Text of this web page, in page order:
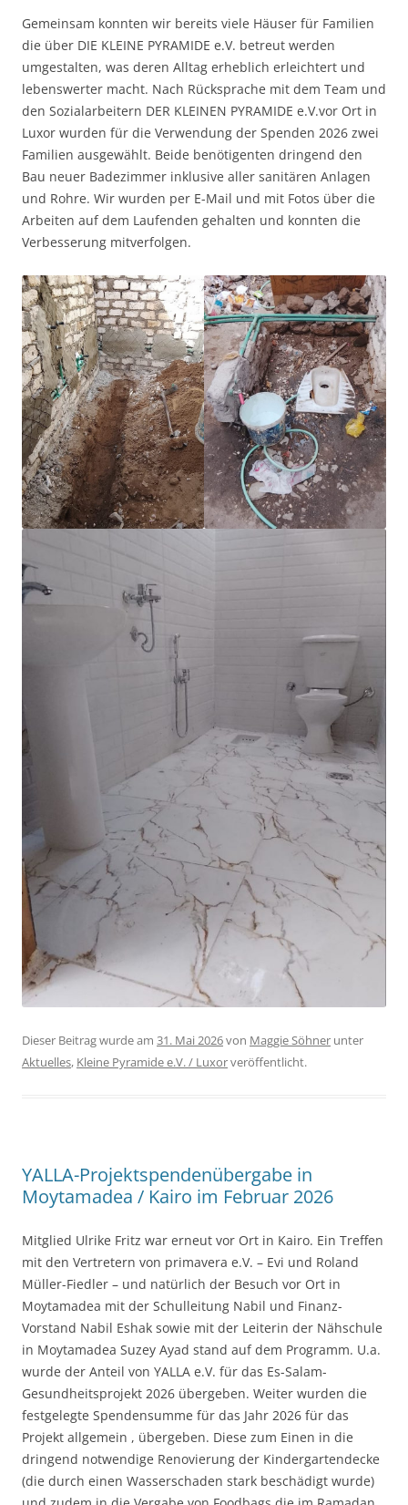
Gemeinsam konnten wir bereits viele Häuser für Familien
die über DIE KLEINE PYRAMIDE e.V. betreut werden
umgestalten, was deren Alltag erheblich erleichtert und
lebenswerter macht. Nach Rücksprache mit dem Team und
den Sozialarbeitern DER KLEINEN PYRAMIDE e.V.vor Ort in
Luxor wurden für die Verwendung der Spenden 2026 zwei
Familien ausgewählt. Beide benötigenten dringend den
Bau neuer Badezimmer inklusive aller sanitären Anlagen
und Rohre. Wir wurden per E-Mail und mit Fotos über die
Arbeiten auf dem Laufenden gehalten und konnten die
Verbesserung mitverfolgen.
Dieser Beitrag wurde am 31. Mai 2026von Maggie Söhner unter
Aktuelles, Kleine Pyramide e.V. / Luxorveröffentlicht.
YALLA-Projektspendenübergabe in
Moytamadea / Kairo im Februar 2026
Mitglied Ulrike Fritz war erneut vor Ort in Kairo. Ein Treffen
mit den Vertretern von primavera e.V. – Evi und Roland
Müller-Fiedler – und natürlich der Besuch vor Ort in
Moytamadea mit der Schulleitung Nabil und Finanz-
Vorstand Nabil Eshak sowie mit der Leiterin der Nähschule
in Moytamadea Suzey Ayad stand auf dem Programm. U.a.
wurde der Anteil von YALLA e.V. für das Es-Salam-
Gesundheitsprojekt 2026 übergeben. Weiter wurden die
festgelegte Spendensumme für das Jahr 2026 für das
Projekt allgemein , übergeben. Diese zum Einen in die
dringend notwendige Renovierung der Kindergartendecke
(die durch einen Wasserschaden stark beschädigt wurde)